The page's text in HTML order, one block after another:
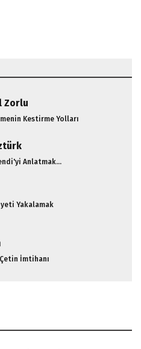
Zorlu
Kestirme Yolları
Anlatmak...
Yakalamak
İmtihanı